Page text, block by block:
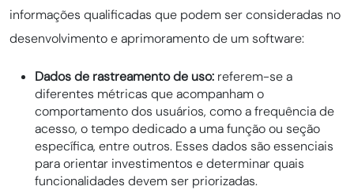
informações qualificadas que podem ser consideradas no
desenvolvimento e aprimoramento de um software:
Dados de rastreamento de uso: referem-se a
diferentes métricas que acompanham o
comportamento dos usuários, como a frequência de
acesso, o tempo dedicado a uma função ou seção
específica, entre outros. Esses dados são essenciais
para orientar investimentos e determinar quais
funcionalidades devem ser priorizadas.